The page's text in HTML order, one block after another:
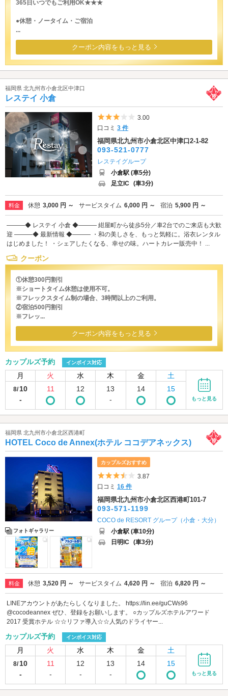
365日いつでもご利用OK★★★
●休憩・ノータイム・ご宿泊
...
クーポン内容をもっと見る
福岡県 北九州市小倉北区中津口
レステイ 小倉
5つ星のうち3
3.00
口コミ3 件
福岡県北九州市小倉北区中津口2-1-82
093-521-0777
レステイグループ
小倉駅 (車5分)
足立IC (車3分)
料金 休憩 3,000 円 ～ サービスタイム 6,000 円 ～ 宿泊 5,900 円 ～
―――◆ レステイ 小倉 ◆――― 紺屋町から徒歩5分／車2台でのご来店も大歓
迎 ―――◆ 最新情報 ◆――― ・和の美しさを、もっと気軽に。浴衣レンタル
はじめました！ ・シェアしたくなる、幸せの味。ハートカレー販売中！ ...
クーポン
①休憩300円割引
※ショートタイム休憩は使用不可。
※フレックスタイム制の場合、3時間以上のご利用。
②宿泊500円割引
※フレッ...
クーポン内容をもっと見る
カップルズ予約 インボイス対応
月 火 水 木 金 土
8/ 10
-
11 12
13
-
14 15
もっと見る
福岡県 北九州市小倉北区西港町
HOTEL Coco de Annex(ホテル ココデアネックス)
フォトギャラリー
カップルズおすすめ
5つ星のうち3.5
3.87
口コミ16 件
福岡県北九州市小倉北区西港町101-7
093-571-1199
COCO de RESORT グループ（小倉・大分）
小倉駅 (車10分)
日明IC (車3分)
料金 休憩 3,520 円 ～ サービスタイム 4,620 円 ～ 宿泊 6,820 円 ～
LINEアカウントがあたらしくなりました。 https://lin.ee/guCWs96
@cocodeannex ぜひ、登録をお願いします。 ○カップルズホテルアワード
2017 受賞ホテル ☆☆リファ導入☆☆人気のドライヤー...
カップルズ予約 インボイス対応
月 火 水 木 金 土
8/ 10
-
11
-
12
-
13
-
14 15
もっと見る